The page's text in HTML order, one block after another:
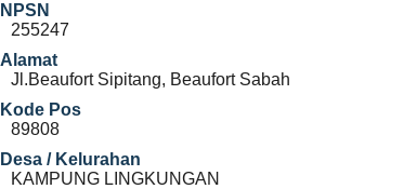
NPSN
255247
Alamat
Jl.Beaufort Sipitang, Beaufort Sabah
Kode Pos
89808
Desa / Kelurahan
KAMPUNG LINGKUNGAN